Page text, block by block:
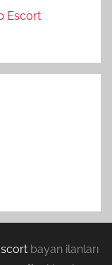
Escort
bayan ilanları